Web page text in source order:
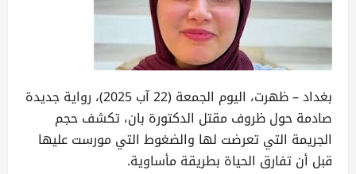
بغداد – ظهرت، اليوم الجمعة (22 آب 2025)، رواية جديدة
صادمة حول ظروف مقتل الدكتورة بان، تكشف حجم
الجريمة التي تعرضت لها والضغوط التي مورست عليها
قبل أن تفارق الحياة بطريقة مأساوية.